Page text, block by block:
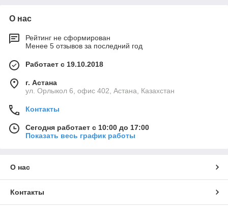
О нас
Рейтинг не сформирован
Менее 5 отзывов за последний год
Работает с 19.10.2018
г. Астана
ул. Орлыкол 6, офис 402, Астана, Казахстан
Контакты
Сегодня работает с 10:00 до 17:00
Показать весь график работы
О нас
Контакты